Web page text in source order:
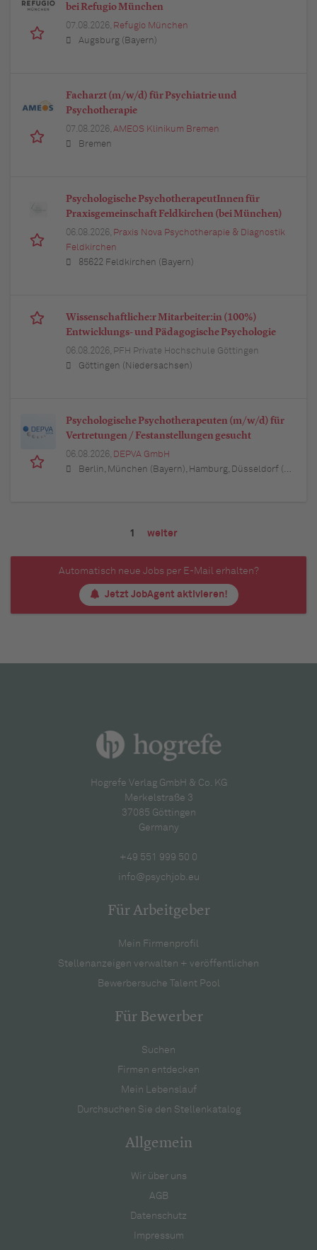
bei Refugio München
07.08.2026, Refugio München
Augsburg (Bayern)
Facharzt (m/w/d) für Psychiatrie und
Psychotherapie
07.08.2026, AMEOS Klinikum Bremen
Bremen
Psychologische PsychotherapeutInnen für
Praxisgemeinschaft Feldkirchen (bei München)
06.08.2026, Praxis Nova Psychotherapie & Diagnostik
Feldkirchen
85622 Feldkirchen (Bayern)
Wissenschaftliche:r Mitarbeiter:in (100%)
Entwicklungs- und Pädagogische Psychologie
06.08.2026, PFH Private Hochschule Göttingen
Göttingen (Niedersachsen)
Psychologische Psychotherapeuten (m/w/d) für
Vertretungen / Festanstellungen gesucht
06.08.2026, DEPVA GmbH
Berlin, München (Bayern), Hamburg, Düsseldorf (Nordrhein-Westfalen), Köln (Nordrhein-Westfalen), Essen (Nordrhein-Westfalen), Dortmund (Nordrhein-Westfalen), Stuttgart (Baden-Württemberg), Heilbronn (Baden-Württemberg), Hannover (Niedersachsen), Rostock (Mecklenburg-Vorpommern), Kiel (Schleswig-Holstein), Augsburg (Bayern), Nürnberg (Bayern), Frankfurt am Main (Hessen), Bremen, Schwerin (Mecklenburg-Vorpommern), Mainz (Rheinland-Pfalz), Saarbrücken (Saarland), Dresden (Sachsen), Magdeburg (Sachsen-Anhalt), Potsdam (Brandenburg), Erfurt (Thüringen), Würzburg (Bayern), Heilbronn (Baden-Württemberg), Leipzig (Sachsen)
1 weiter
Automatisch neue Jobs per E-Mail erhalten?
Jetzt JobAgent aktivieren!
Hogrefe Verlag GmbH & Co. KG
Merkelstraße 3
37085 Göttingen
Germany
+49 551 999 50 0
info@psychjob.eu
Für Arbeitgeber
Mein Firmenprofil
Stellenanzeigen verwalten + veröffentlichen
Bewerbersuche Talent Pool
Für Bewerber
Suchen
Firmen entdecken
Mein Lebenslauf
Durchsuchen Sie den Stellenkatalog
Allgemein
Wir über uns
AGB
Datenschutz
Impressum